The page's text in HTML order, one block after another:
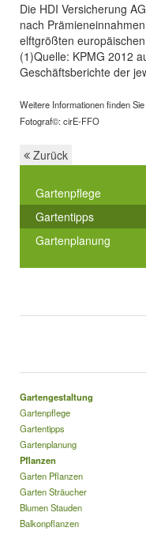
Die HDI Versicherung
nach
elftgrößten
(1)Quelle: KPMG 2012
Geschäftsberichte der
Weitere Informationen finden
Fotograf©: cirE-FFO
Zurück
Gartenpflege
Gartentipps
Gartenplanung
Gartengestaltung
Gartenpflege
Gartentipps
Gartenplanung
Pflanzen
Garten Pflanzen
Garten Sträucher
Blumen Stauden
Balkonpflanzen